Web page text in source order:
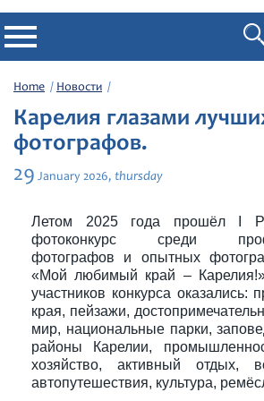
Philharmonic
Current events
Festivals
Home Новости
Карелия глазами
фотографов.
29 January 2026, thursday
Летом 2025 года прошёл I
фотоконкурс среди
фотографов и опытных
«Мой любимый край –
участников конкурса оказались:
края, пейзажи,
мир, национальные парки,
районы Карелии,
хозяйство, активный отдых,
автопутешествия, культура,